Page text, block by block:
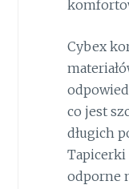
Cybex
co jest
długich
Tapicerki
odporne